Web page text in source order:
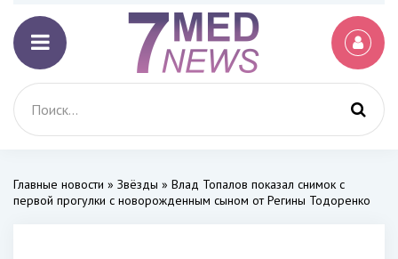
Главные новости » Звёзды » Влад Топалов показал снимок с
первой прогулки с новорожденным сыном от Регины Тодоренко